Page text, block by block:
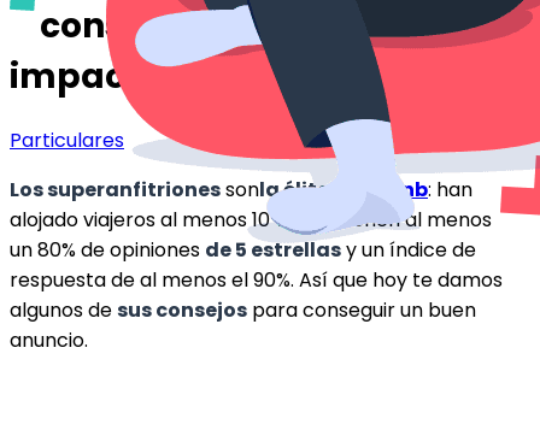
consejos para un anuncio
impactante
Particulares
Los superanfitrionessonla élite de Airbnb: han
alojado viajeros al menos 10 veces, tienen al menos
un 80% de opiniones de 5 estrellasy un índice de
respuesta de al menos el 90%. Así que hoy te damos
algunos desus consejos para conseguir un buen
anuncio.